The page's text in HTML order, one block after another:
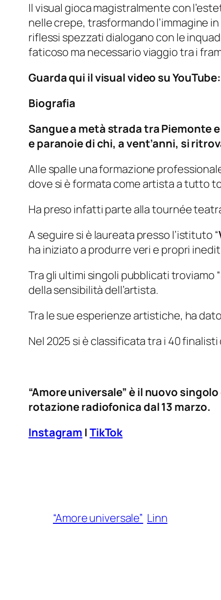
Il visual gioca magistralmente con
nelle crepe, trasformando l’immagine
riflessi spezzati dialogano con le
faticoso ma necessario viaggio tra i
Guarda qui il visual video su YouTube:
Biografia
Sangue a metà strada tra Piemonte
e paranoie di chi, a vent’anni, si
Alle spalle una formazione
dove si è formata come artista a tutto
Ha preso infatti parte alla tournée
A seguire si è laureata presso l’istituto “
ha iniziato a produrre veri e propri
Tra gli ultimi singoli pubblicati troviamo “
della sensibilità dell’artista.
Tra le sue esperienze artistiche, ha
Nel 2025 si è classificata tra i 40 finalisti
“Amore universale” è il nuovo
rotazione radiofonica dal 13 marzo.
Instagram | TikTok
“Amore universale” Linn